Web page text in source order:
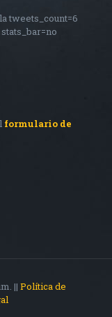
tweets_count=6
formulario de
|| Política de